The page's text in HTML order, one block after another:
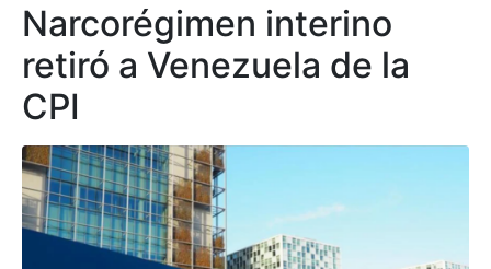
Narcorégimen interino
retiró a Venezuela de la
CPI